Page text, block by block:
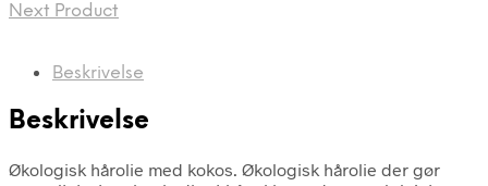
Next Product
Beskrivelse
Beskrivelse
Økologisk hårolie med kokos. Økologisk hårolie der gør